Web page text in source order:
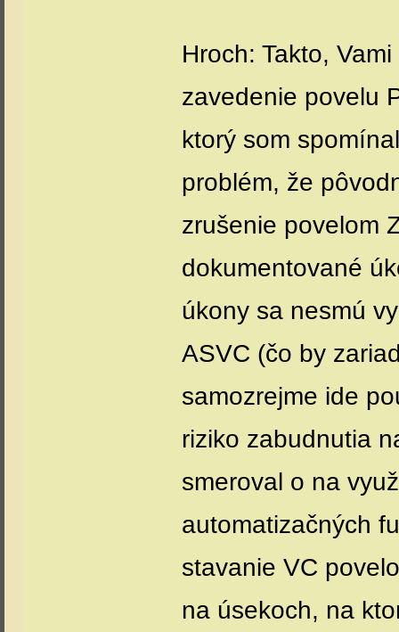
Hroch: Takto,
zavedenie povelu
ktorý som
problém, že
zrušenie povelom
dokumentované
úkony sa nesmú
ASVC (čo by
samozrejme ide
riziko zabudnutia
smeroval o na
automatizačných
stavanie VC
na úsekoch, na